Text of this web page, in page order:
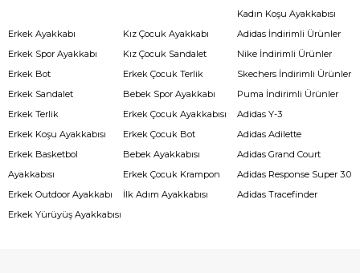
Kadın Koşu Ayakkabısı
Erkek Ayakkabı
Erkek Spor Ayakkabı
Erkek Bot
Erkek Sandalet
Erkek Terlik
Erkek Koşu Ayakkabısı
Erkek Basketbol
Ayakkabısı
Erkek Outdoor Ayakkabı
Erkek Yürüyüş Ayakkabısı
Kız Çocuk Ayakkabı
Kız Çocuk Sandalet
Erkek Çocuk Terlik
Bebek Spor Ayakkabı
Erkek Çocuk Ayakkabısı
Erkek Çocuk Bot
Bebek Ayakkabısı
Erkek Çocuk Krampon
İlk Adım Ayakkabısı
Adidas İndirimli Ürünler
Nike İndirimli Ürünler
Skechers İndirimli Ürünler
Puma İndirimli Ürünler
Adidas Y-3
Adidas Adilette
Adidas Grand Court
Adidas Response Super 3.0
Adidas Tracefinder